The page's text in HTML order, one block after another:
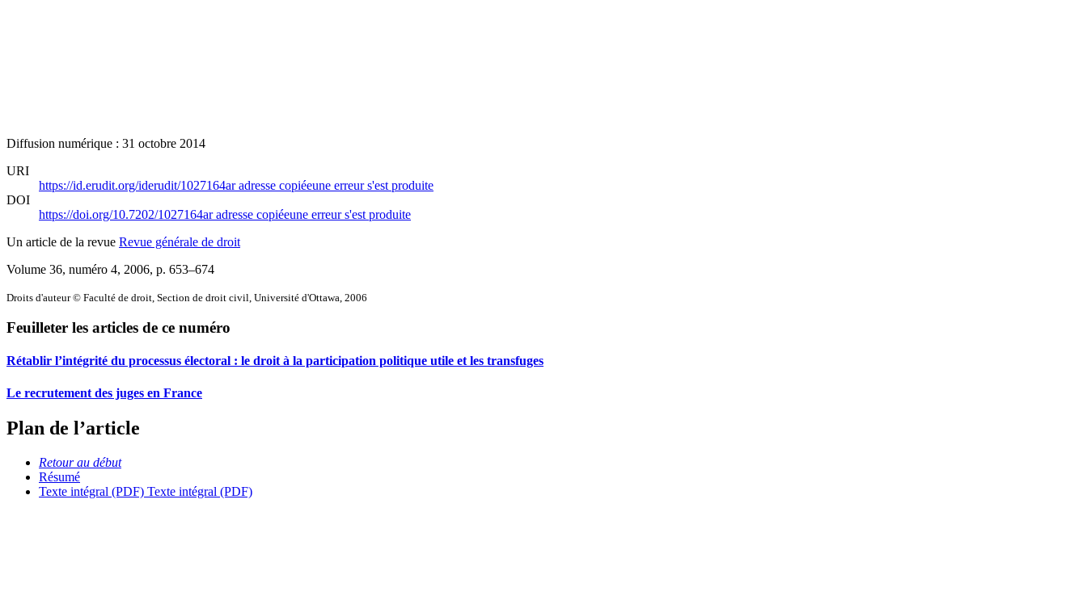
Diffusion numérique : 31 octobre 2014
URI
https://id.erudit.org/iderudit/1027164aradresse copiéeune erreur s'est produite
DOI
https://doi.org/10.7202/1027164aradresse copiéeune erreur s'est produite
Un article de la revue Revue générale de droit
Volume 36, numéro 4, 2006, p. 653–674
Droits d'auteur © Faculté de droit, Section de droit civil, Université d'Ottawa, 2006
Feuilleter les articles de ce numéro
Rétablir l’intégrité du processus électoral : le droit à la participation politique utile et les transfuges
Le recrutement des juges en France
Plan de l’article
Retour au début
Résumé
Texte intégral (PDF) Texte intégral (PDF)